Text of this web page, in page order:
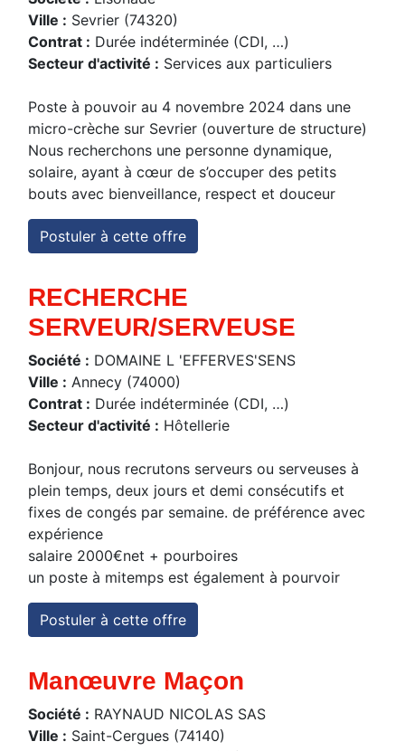
Ville : Sevrier (74320)
Contrat : Durée indéterminée (CDI, …)
Secteur d'activité : Services aux particuliers
Poste à pouvoir au 4 novembre 2024 dans une
micro-crèche sur Sevrier (ouverture de structure)
Nous recherchons une personne dynamique,
solaire, ayant à cœur de s’occuper des petits
bouts avec bienveillance, respect et douceur
Postuler à cette offre
RECHERCHE
SERVEUR/SERVEUSE
Société : DOMAINE L 'EFFERVES'SENS
Ville : Annecy (74000)
Contrat : Durée indéterminée (CDI, …)
Secteur d'activité : Hôtellerie
Bonjour, nous recrutons serveurs ou serveuses à
plein temps, deux jours et demi consécutifs et
fixes de congés par semaine. de préférence avec
expérience
salaire 2000€net + pourboires
un poste à mitemps est également à pourvoir
Postuler à cette offre
Manœuvre Maçon
Société : RAYNAUD NICOLAS SAS
Ville : Saint-Cergues (74140)